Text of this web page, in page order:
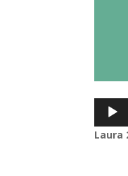
Lecteur
Laura